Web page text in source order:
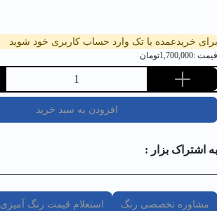
برای خریدعمده یا تک وارد حساب کاربری خود شوید
قیمت :1,700,000تومان
1
افزودن به سبد خرید
به اشتراک بزار :
مشاوره تخصصی رنگ استعلام قیمت رنگ آمیزی